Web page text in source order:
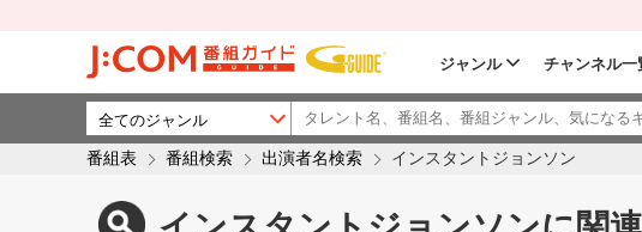
ジャンル チャンネル一
番組表 番組検索 出演者名検索 インスタントジョンソン